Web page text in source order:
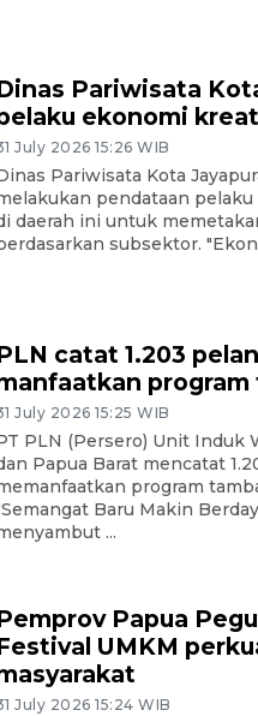
Pariwisata
ekonomi
July 2026 15:26 WIB
Pariwisata Kota
pendataan
daerah ini untuk
subsektor.
catat 1.203
program
July 2026 15:25 WIB
PLN (Persero) Unit Induk
Papua Barat mencatat
program
Baru Makin
...
Papua
UMKM
July 2026 15:24 WIB